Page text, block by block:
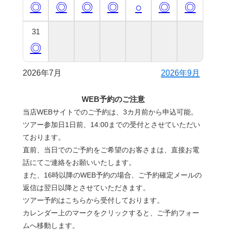
WEB予約のご注意
当店WEBサイトでのご予約は、3カ月前から申込可能。
ツアー参加日1日前、14:00までの受付とさせていただい
ております。
直前、当日でのご予約をご希望のお客さまは、直接お電
話にてご連絡をお願いいたします。
また、16時以降のWEB予約の場合、ご予約確定メールの
返信は翌日以降とさせていただきます。
ツアー予約はこちらから受付しております。
カレンダー上のマークをクリックすると、ご予約フォー
ムへ移動します。
◎ ◎ ◎ ◎ ○ ◎ ◎
31
◎
2026年7月 2026年9月